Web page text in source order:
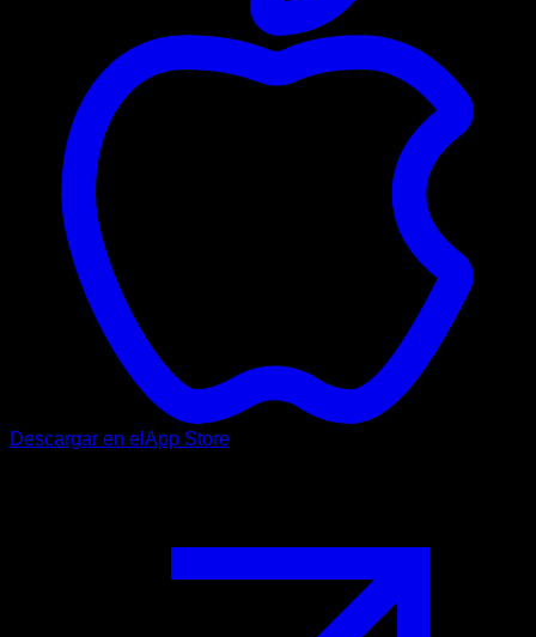
Descargar en el App Store